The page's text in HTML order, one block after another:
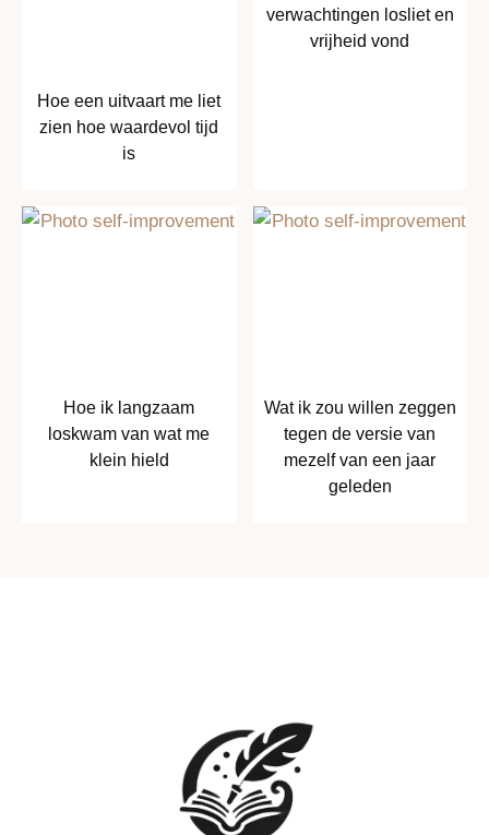
Hoe een uitvaart me liet
zien hoe waardevol tijd
is
verwachtingen losliet en
vrijheid vond
Hoe ik langzaam
loskwam van wat me
klein hield
Wat ik zou willen zeggen
tegen de versie van
mezelf van een jaar
geleden